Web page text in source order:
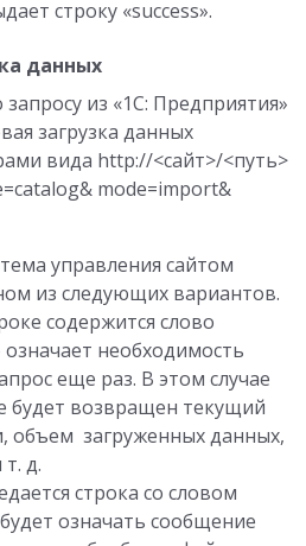
строку «success».
данных
из «1С: Предприятия»
загрузка данных
вида http://<сайт>/<путь>
mode=import&
управления сайтом
из следующих вариантов.
содержится слово
необходимость
еще раз. В этом случае
будет возвращен текущий
объем загруженных данных,
д.
строка со словом
означать сообщение